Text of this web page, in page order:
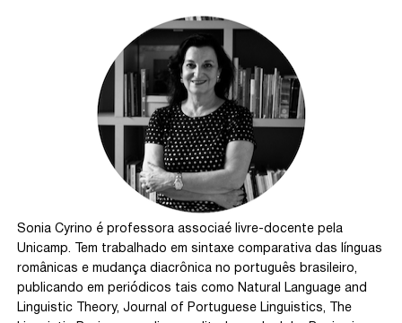
Sonia Cyrino é professora associaé livre-docente pela
Unicamp. Tem trabalhado em sintaxe comparativa das línguas
românicas e mudança diacrônica no português brasileiro,
publicando em periódicos tais como Natural Language and
Linguistic Theory, Journal of Portuguese Linguistics, The